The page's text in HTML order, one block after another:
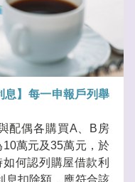
息】每一申報戶列舉
配偶各購買A、B房
萬元及35萬元，於
何認列購屋借款利
息扣除額，應符合該